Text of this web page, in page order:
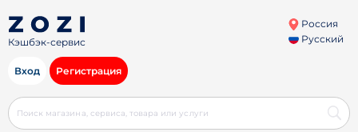
Кэшбэк-сервис
Россия
Русский
Вход Регистрация